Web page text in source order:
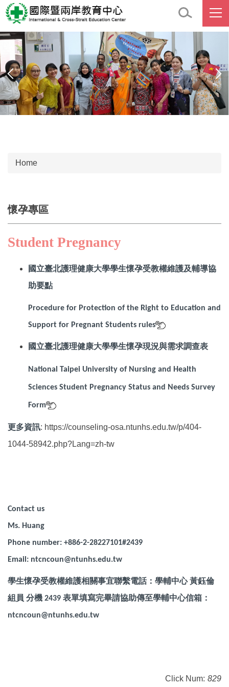
Jump
to
the
main
content
block
Home
懷孕專區
Student Pregnancy
國立臺北護理健康大學學生懷孕受教權維護及輔導協
助要點
Procedure for Protection of the Right to Education and
Support for Pregnant Students rules
國立臺北護理健康大學學生懷孕現況與需求調查表
National Taipei University of Nursing and Health
Sciences Student Pregnancy Status and Needs Survey
Form
更多資訊: https://counseling-osa.ntunhs.edu.tw/p/404-
1044-58942.php?Lang=zh-tw
Contact us
Ms. Huang
Phone number: +886-2-28227101#2439
Email: ntcncoun@ntunhs.edu.tw
學生懷孕受教權維護相關事宜聯繫電話：學輔中心 黃鈺倫
組員 分機 2439 表單填寫完畢請協助傳至學輔中心信箱：
ntcncoun@ntunhs.edu.tw
Click Num: 829